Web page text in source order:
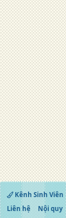
Kênh Sinh Viên
Liên hệ
Nội quy